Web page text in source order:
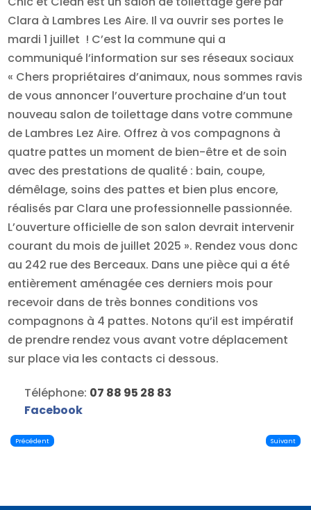
Clara à Lambres Les Aire. Il va ouvrir ses portes le
mardi 1 juillet ! C’est la commune qui a
communiqué l’information sur ses réseaux sociaux
« Chers propriétaires d’animaux, nous sommes ravis
de vous annoncer l’ouverture prochaine d’un tout
nouveau salon de toilettage dans votre commune
de Lambres Lez Aire. Offrez à vos compagnons à
quatre pattes un moment de bien-être et de soin
avec des prestations de qualité : bain, coupe,
démêlage, soins des pattes et bien plus encore,
réalisés par Clara une professionnelle passionnée.
L’ouverture officielle de son salon devrait intervenir
courant du mois de juillet 2025 ». Rendez vous donc
au 242 rue des Berceaux. Dans une pièce qui a été
entièrement aménagée ces derniers mois pour
recevoir dans de très bonnes conditions vos
compagnons à 4 pattes. Notons qu’il est impératif
de prendre rendez vous avant votre déplacement
sur place via les contacts ci dessous.
Téléphone: 07 88 95 28 83
Facebook
Précédent Suivant